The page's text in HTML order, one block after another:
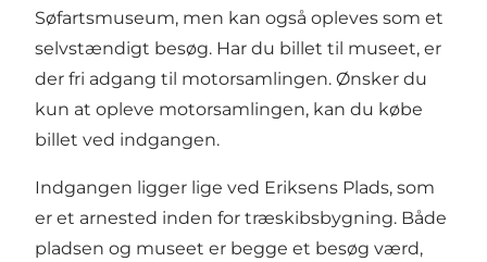
Søfartsmuseum, men kan også opleves som et
selvstændigt besøg. Har du billet til museet, er
der fri adgang til motorsamlingen. Ønsker du
kun at opleve motorsamlingen, kan du købe
billet ved indgangen.
Indgangen ligger lige ved Eriksens Plads, som
er et arnested inden for træskibsbygning. Både
pladsen og museet er begge et besøg værd,